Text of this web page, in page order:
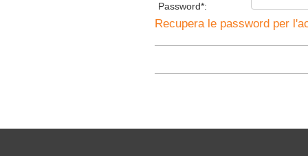
Password*:
Recupera le password per